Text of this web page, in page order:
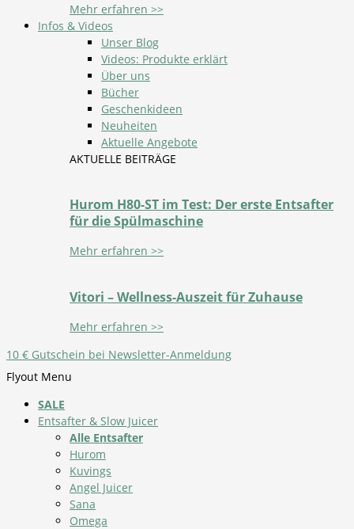
Mehr erfahren >>
Infos & Videos
Unser Blog
Videos: Produkte erklärt
Über uns
Bücher
Geschenkideen
Neuheiten
Aktuelle Angebote
AKTUELLE BEITRÄGE
Hurom H80-ST im Test: Der erste Entsafter
für die Spülmaschine
Mehr erfahren >>
Vitori – Wellness-Auszeit für Zuhause
Mehr erfahren >>
10 € Gutschein bei Newsletter-Anmeldung
Flyout Menu
SALE
Entsafter & Slow Juicer
Alle Entsafter
Hurom
Kuvings
Angel Juicer
Sana
Omega